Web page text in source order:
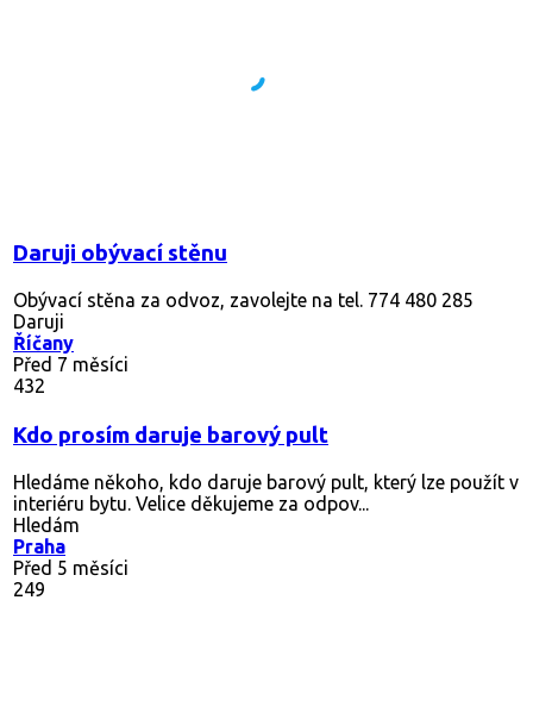
Daruji obývací stěnu
Obývací stěna za odvoz, zavolejte na tel. 774 480 285
Daruji
Říčany
Před 7 měsíci
432
Kdo prosím daruje barový pult
Hledáme někoho, kdo daruje barový pult, který lze použít v
interiéru bytu. Velice děkujeme za odpov...
Hledám
Praha
Před 5 měsíci
249